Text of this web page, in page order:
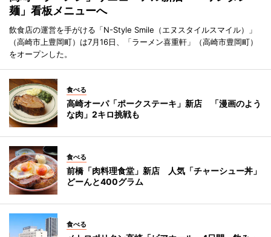
麺」看板メニューへ
飲食店の運営を手がける「N-Style Smile（エヌスタイルスマイル）」
（高崎市上豊岡町）は7月16日、「ラーメン喜重軒」（高崎市豊岡町）
をオープンした。
食べる
高崎オーパ「ポークステーキ」新店 「漫画のよう
な肉」2キロ挑戦も
食べる
前橋「肉料理食堂」新店 人気「チャーシュー丼」
どーんと400グラム
食べる